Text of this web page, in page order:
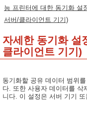
능 프린터에 대한 동기화 설
서버/클라이언트 기기)
자세한 동기화 설
클라이언트 기기)
동기화할 공유 데이터 범위
다. 또한 사용자 데이터를 삭
니다. 이 설정은 서버 기기